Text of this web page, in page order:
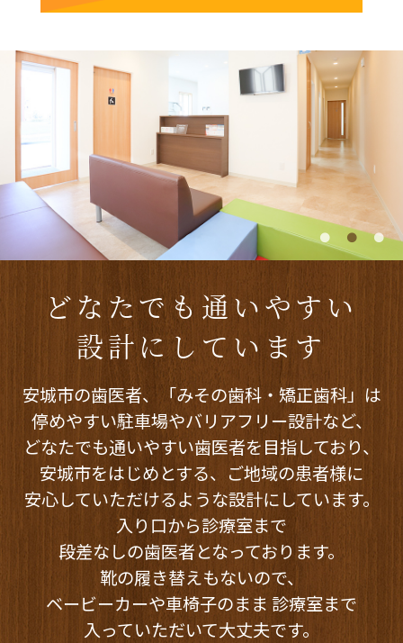
どなたでも通いやすい
設計にしています
安城市の歯医者、「みその歯科・矯正歯科」は
停めやすい駐車場やバリアフリー設計など、
どなたでも通いやすい歯医者を目指しており、
安城市をはじめとする、 ご地域の患者様に
安心していただけるような設計にしています。
入り口から診療室まで
段差なしの歯医者となっております。
靴の履き替えもないので、
ベービーカーや車椅子のまま 診療室まで
入っていただいて大丈夫です。